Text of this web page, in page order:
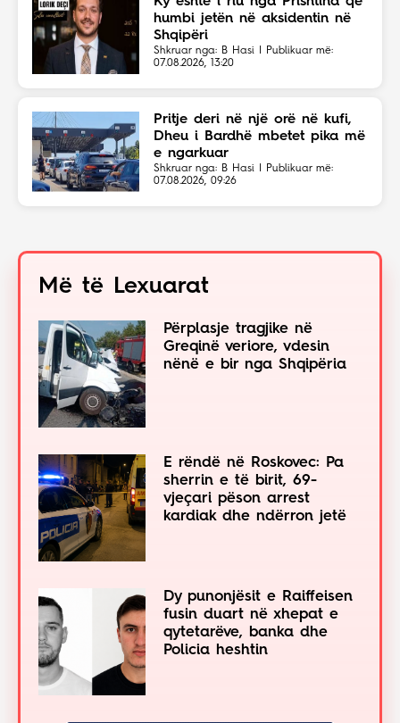
humbi jetën në aksidentin në
Shqipëri
Shkruar nga: B Hasi | Publikuar më:
07.08.2026, 13:20
Pritje deri në një orë në kufi,
Dheu i Bardhë mbetet pika më
e ngarkuar
Shkruar nga: B Hasi | Publikuar më:
07.08.2026, 09:26
Më të Lexuarat
Përplasje tragjike në
Greqinë veriore, vdesin
nënë e bir nga Shqipëria
E rëndë në Roskovec: Pa
sherrin e të birit, 69-
vjeçari pëson arrest
kardiak dhe ndërron jetë
Dy punonjësit e Raiffeisen
fusin duart në xhepat e
qytetarëve, banka dhe
Policia heshtin